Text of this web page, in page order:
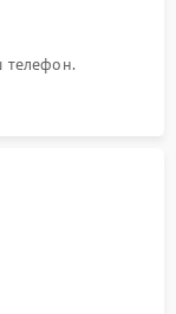
телефон.